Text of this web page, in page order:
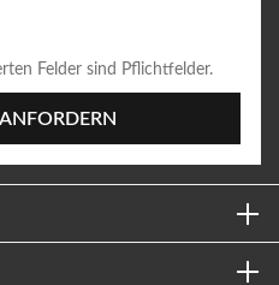
Felder sind Pflichtfelder.